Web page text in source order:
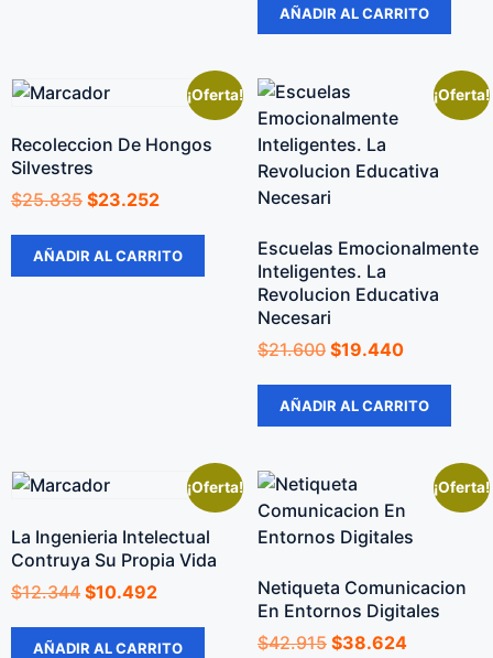
AÑADIR AL CARRITO
¡Oferta!
Recoleccion De Hongos
Silvestres
$25.835 $23.252
AÑADIR AL CARRITO
¡Oferta!
Escuelas Emocionalmente
Inteligentes. La
Revolucion Educativa
Necesari
$21.600 $19.440
AÑADIR AL CARRITO
¡Oferta!
La Ingenieria Intelectual
Contruya Su Propia Vida
$12.344 $10.492
AÑADIR AL CARRITO
¡Oferta!
Netiqueta Comunicacion
En Entornos Digitales
$42.915 $38.624